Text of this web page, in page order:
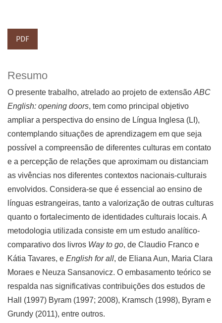
PDF
Resumo
O presente trabalho, atrelado ao projeto de extensão ABC
English: opening doors, tem como principal objetivo
ampliar a perspectiva do ensino de Língua Inglesa (LI),
contemplando situações de aprendizagem em que seja
possível a compreensão de diferentes culturas em contato
e a percepção de relações que aproximam ou distanciam
as vivências nos diferentes contextos nacionais-culturais
envolvidos. Considera-se que é essencial ao ensino de
línguas estrangeiras, tanto a valorização de outras culturas
quanto o fortalecimento de identidades culturais locais. A
metodologia utilizada consiste em um estudo analítico-
comparativo dos livros Way to go, de Claudio Franco e
Kátia Tavares, e English for all, de Eliana Aun, Maria Clara
Moraes e Neuza Sansanovicz. O embasamento teórico se
respalda nas significativas contribuições dos estudos de
Hall (1997) Byram (1997; 2008), Kramsch (1998), Byram e
Grundy (2011), entre outros.